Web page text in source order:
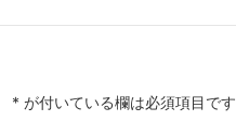
* が付いている欄は必須項目です